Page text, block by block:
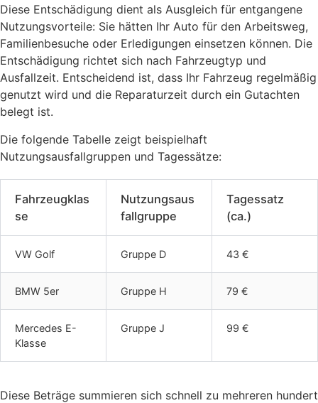
Diese Entschädigung dient als Ausgleich für entgangene
Nutzungsvorteile: Sie hätten Ihr Auto für den Arbeitsweg,
Familienbesuche oder Erledigungen einsetzen können. Die
Entschädigung richtet sich nach Fahrzeugtyp und
Ausfallzeit. Entscheidend ist, dass Ihr Fahrzeug regelmäßig
genutzt wird und die Reparaturzeit durch ein Gutachten
belegt ist.
Die folgende Tabelle zeigt beispielhaft
Nutzungsausfallgruppen und Tagessätze:
Fahrzeugklas
se
Nutzungsaus
fallgruppe
Tagessatz
(ca.)
VW Golf Gruppe D 43 €
BMW 5er Gruppe H 79 €
Mercedes E-
Klasse
Gruppe J 99 €
Diese Beträge summieren sich schnell zu mehreren hundert